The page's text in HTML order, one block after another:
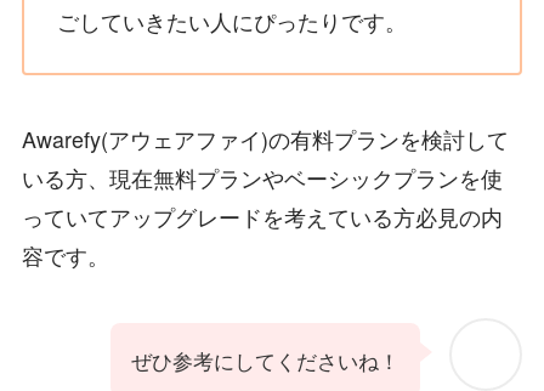
ごしていきたい人にぴったりです。
Awarefy(アウェアファイ)の有料プランを検討して
いる方、現在無料プランやベーシックプランを使
っていてアップグレードを考えている方必見の内
容です。
ぜひ参考にしてくださいね！